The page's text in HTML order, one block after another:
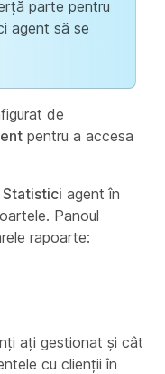
parte pentru
agent să se
de
pentru a accesa
Statistici agent în
Panoul
rapoarte:
ați gestionat și cât
cu clienții în